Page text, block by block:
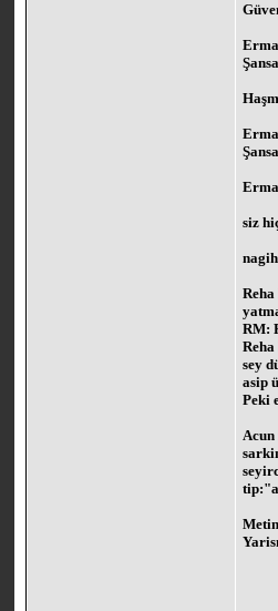
siz
RM:
sey
asip
Peki